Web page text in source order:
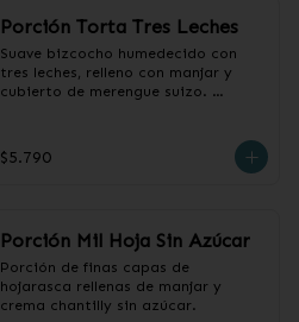
Porción Torta Tres Leches
Suave bizcocho humedecido con
tres leches, relleno con manjar y
cubierto de merengue suizo.
$5.790
Porción Mil Hoja Sin Azúcar
Porción de finas capas de
hojarasca rellenas de manjar y
crema chantilly sin azúcar.